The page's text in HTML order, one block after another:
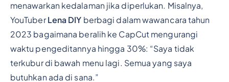
menawarkan kedalaman jika diperlukan. Misalnya,
YouTuberLena DIY berbagi dalam wawancara tahun
2023 bagaimana beralih ke CapCut mengurangi
waktu pengeditannya hingga 30%: “Saya tidak
terkubur di bawah menu lagi. Semua yang saya
butuhkan ada di sana.”